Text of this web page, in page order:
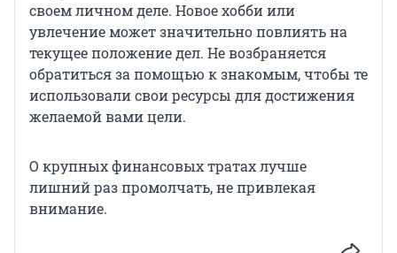
своем личном деле. Новое хобби или
увлечение может значительно повлиять на
текущее положение дел. Не возбраняется
обратиться за помощью к знакомым, чтобы те
использовали свои ресурсы для достижения
желаемой вами цели.
О крупных финансовых тратах лучше
лишний раз промолчать, не привлекая
внимание.